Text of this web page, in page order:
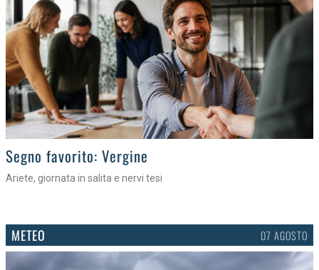
>
Segno favorito: Vergine
Ariete, giornata in salita e nervi tesi
METEO 07 AGOSTO